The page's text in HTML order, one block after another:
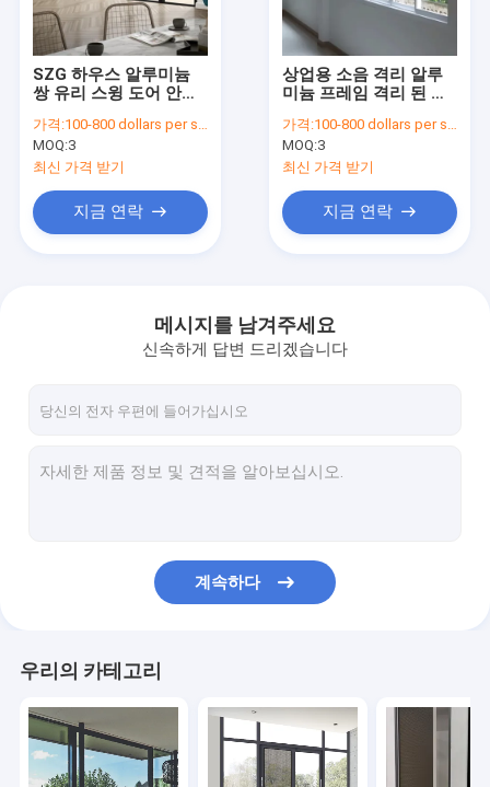
홈
제품
우리 에 관한 것
SZG 하우스 알루미늄
쌍 유리 스윙 도어 안전
가격:100-800 dollars per set
MOQ:3
최신 가격 받기
지금 연락
상업용 소음 격리 알루
미늄 프레임 격리 된 유
문
가격:100-800 dollars per set
MOQ:3
최신 가격 받기
지금 연락
메시지를 남겨주세요
신속하게 답변 드리겠습니다
계속하다
우리의 카테고리